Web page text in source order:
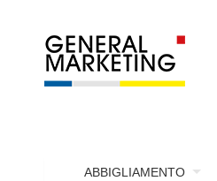
ABBIGLIAMENTO